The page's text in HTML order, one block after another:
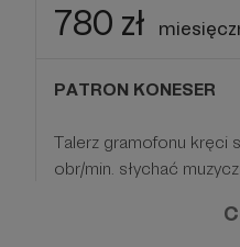
780 zł
PATRON KONESER
Talerz gramofonu kręci
obr/min. słychać
lat 30, 40. Witamy w